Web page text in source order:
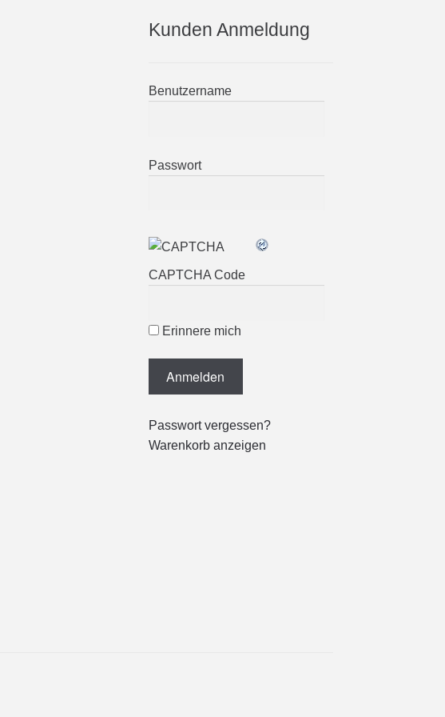
Kunden Anmeldung
Benutzername
Passwort
CAPTCHA Code
Erinnere mich
Passwort vergessen?
Warenkorb anzeigen